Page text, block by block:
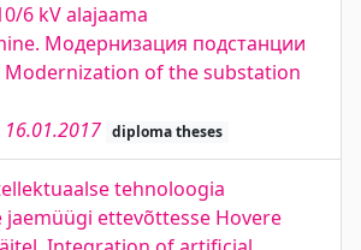
6 kV alajaama
Модернизация подстанции
Modernization of the substation
16.01.2017 diploma theses
tehnoloogia
ettevõttesse Hovere